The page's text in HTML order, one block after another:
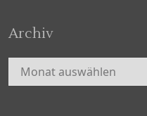
Archiv
Archiv